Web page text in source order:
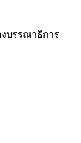
งบรรณาธิการ